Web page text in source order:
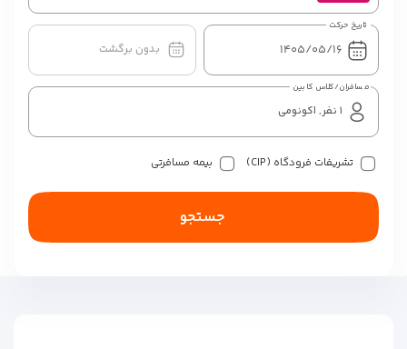
تاریخ حرکت
بدون برگشت
مسافران/کلاس کابین
تشریفات فرودگاه (CIP) بیمه مسافرتی
جستجو